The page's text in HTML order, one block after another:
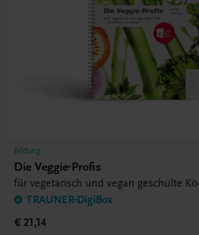
Bildung
Die Veggie-Profis
für vegetarisch und vegan geschulte
TRAUNER-DigiBox
€ 21,14